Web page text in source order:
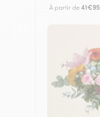
À partir de41€95